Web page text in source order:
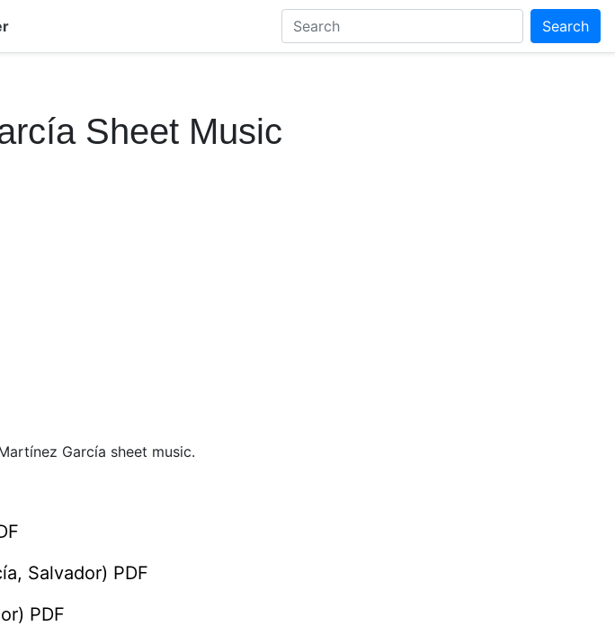
Search
Sheet Music
García sheet music.
Salvador) PDF
PDF